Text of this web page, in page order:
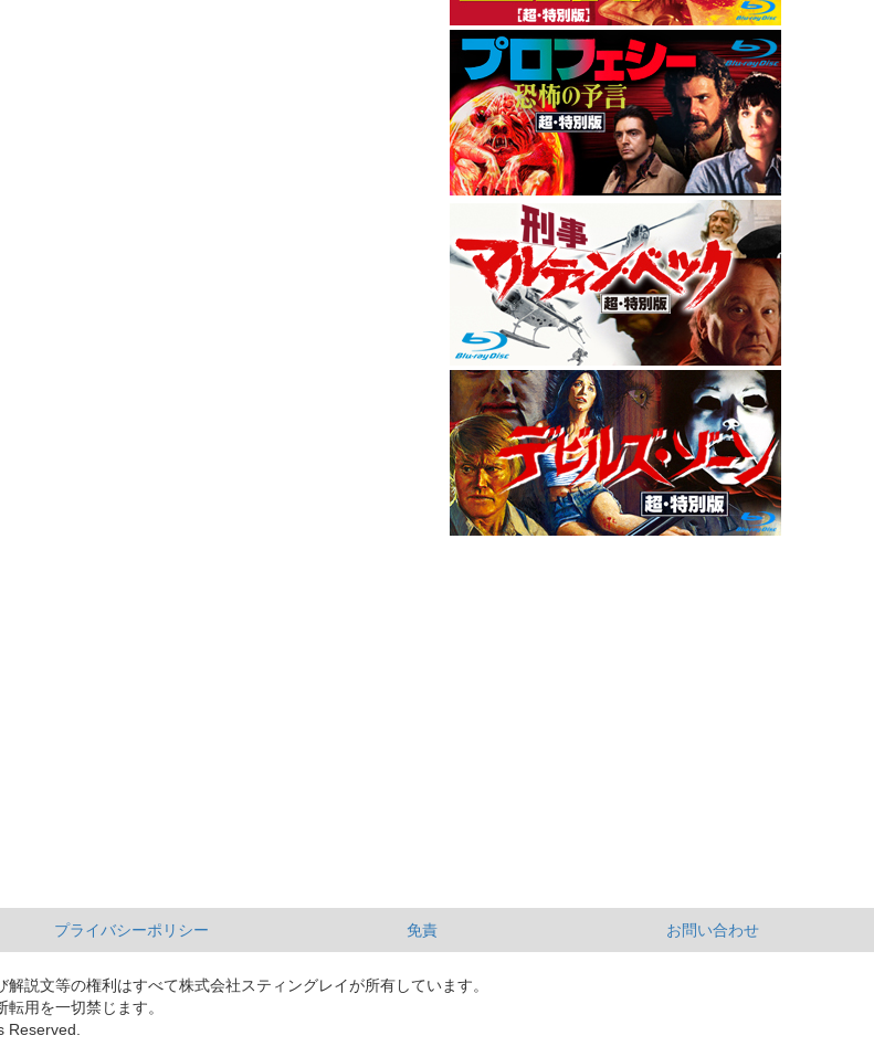
プライバシーポリシー 免責 お問い合わせ
説文等の権利はすべて株式会社スティングレイが所有しています。
用を一切禁じます。
Reserved.